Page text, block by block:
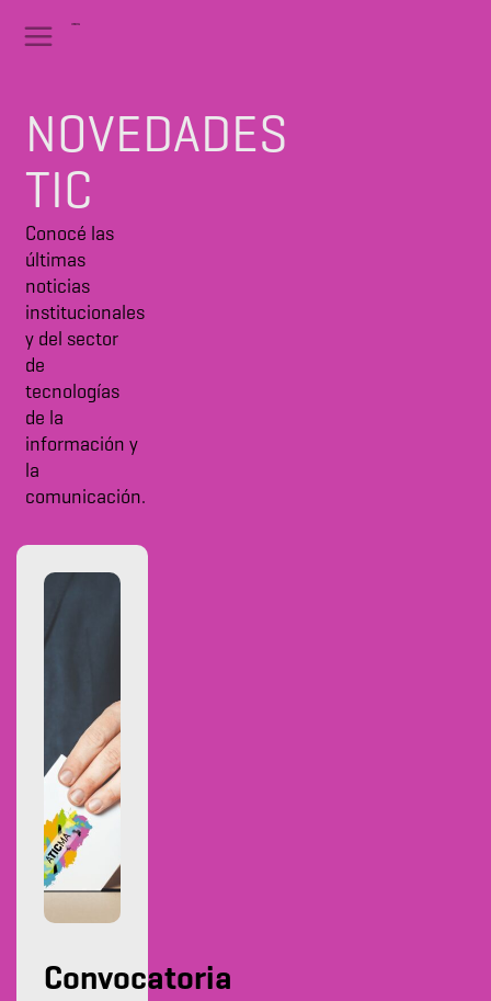
NOVEDADES
TIC
Conocé las
últimas
noticias
institucionales
y del sector
de
tecnologías
de la
información y
la
comunicación.
Convocatoria